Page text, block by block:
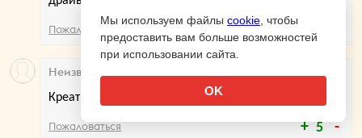
10
Пожаловаться
5
Креативненько 👍
Неизвестный
Пожаловаться
Мы используем файлы cookie , чтобы
предоставить вам больше возможностей
при использовании сайта.
OK